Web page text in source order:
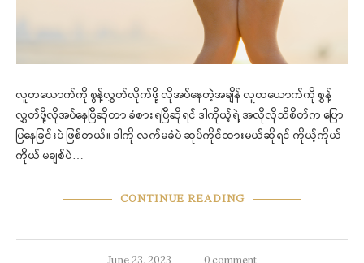
လူတယောက်ကို စွန့်လွှတ်လိုက်ဖို့ လိုအပ်နေတဲ့အချိန် လူတယောက်ကို စွှန့်
လွှတ်ဖို့လိုအပ်နေပြီဆိုတာ ခံစားရပြီဆိုရင် ဒါကိုယ့်ရဲ့ အလိုလိုသိစိတ်က ပြော
ပြနေခြင်းပဲ ဖြစ်တယ်။ ဒါကို လက်မခံပဲ ဆုပ်ကိုင်ထားမယ်ဆိုရင် ကိုယ့်ကိုယ်
ကိုယ် မချစ်ပဲ…
CONTINUE READING
June 23, 2023